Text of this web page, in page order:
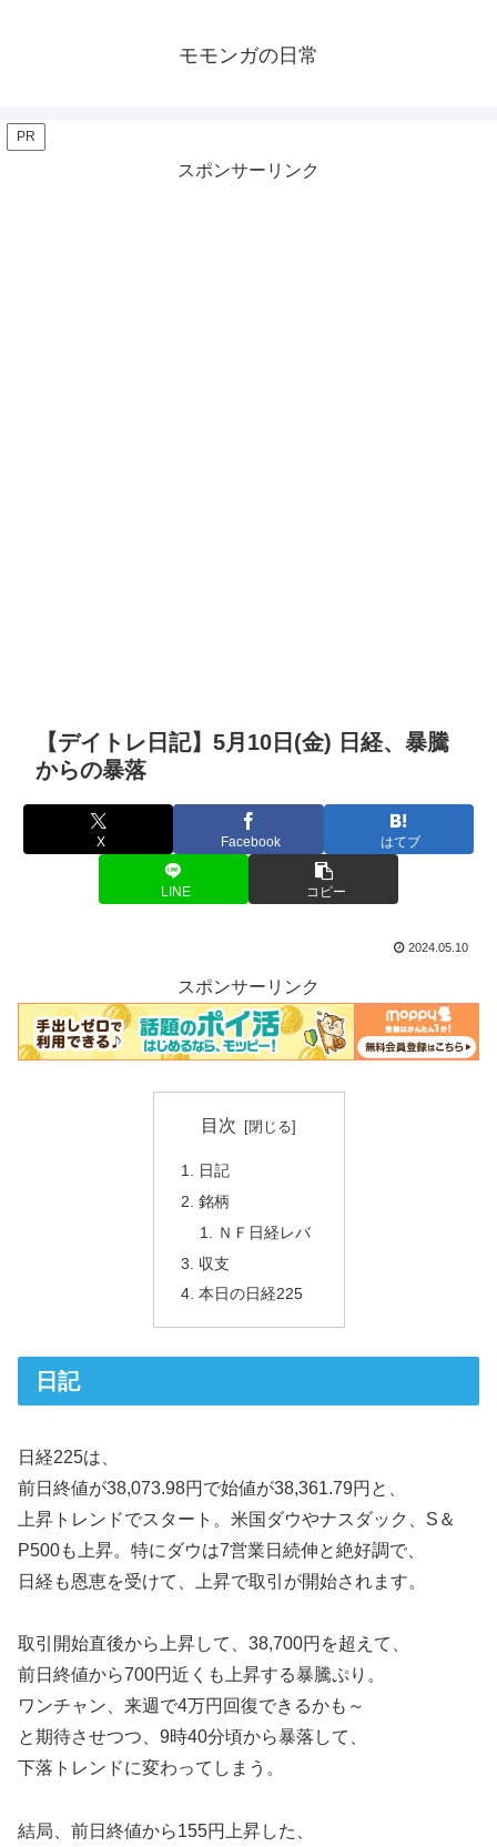
モモンガの日常
PR
スポンサーリンク
【デイトレ日記】5月10日(金) 日経、暴騰
からの暴落
X Facebook はてブ
LINE コピー
2024.05.10
スポンサーリンク
目次
日記
銘柄
ＮＦ日経レバ
収支
本日の日経225
日記
日経225は、
前日終値が38,073.98円で始値が38,361.79円と、
上昇トレンドでスタート。米国ダウやナスダック、S＆
P500も上昇。特にダウは7営業日続伸と絶好調で、
日経も恩恵を受けて、上昇で取引が開始されます。
取引開始直後から上昇して、38,700円を超えて、
前日終値から700円近くも上昇する暴騰ぷり。
ワンチャン、来週で4万円回復できるかも～
と期待させつつ、9時40分頃から暴落して、
下落トレンドに変わってしまう。
結局、前日終値から155円上昇した、